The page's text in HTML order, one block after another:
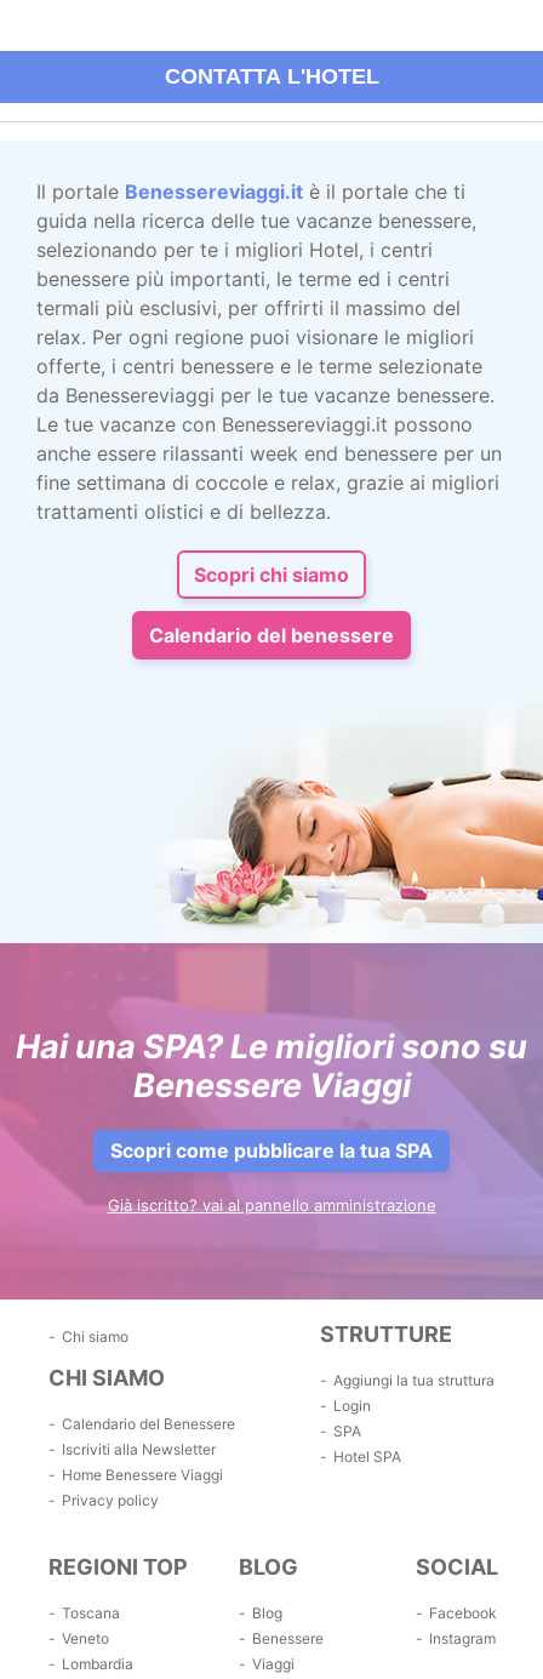
CONTATTA L'HOTEL
Il portale Benessereviaggi.it è il portale che ti
guida nella ricerca delle tue vacanze benessere,
selezionando per te i migliori Hotel, i centri
benessere più importanti, le terme ed i centri
termali più esclusivi, per offrirti il massimo del
relax. Per ogni regione puoi visionare le migliori
offerte, i centri benessere e le terme selezionate
da Benessereviaggi per le tue vacanze benessere.
Le tue vacanze con Benessereviaggi.it possono
anche essere rilassanti week end benessere per un
fine settimana di coccole e relax, grazie ai migliori
trattamenti olistici e di bellezza.
Scopri chi siamo
Calendario del benessere
Hai una SPA? Le migliori sono su
Benessere Viaggi
Scopri come pubblicare la tua SPA
Già iscritto? vai al pannello amministrazione
Chi siamo
CHI SIAMO
Calendario del Benessere
Iscriviti alla Newsletter
Home Benessere Viaggi
Privacy policy
STRUTTURE
Aggiungi la tua struttura
Login
SPA
Hotel SPA
REGIONI TOP
Toscana
Veneto
Lombardia
BLOG
Blog
Benessere
Viaggi
SOCIAL
Facebook
Instagram